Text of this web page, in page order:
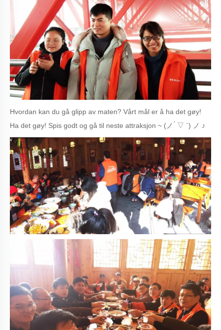
Hvordan kan du gå glipp av maten? Vårt mål er å ha det gøy!
Ha det gøy! Spis godt og gå til neste attraksjon ~ (ノ ́ ▽ `) ノ ♪